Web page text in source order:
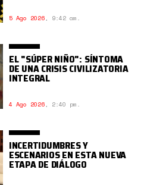
5 Ago 2026, 9:42 am.
EL "SÚPER NIÑO": SÍNTOMA
DE UNA CRISIS CIVILIZATORIA
INTEGRAL
4 Ago 2026, 2:40 pm.
INCERTIDUMBRES Y
ESCENARIOS EN ESTA NUEVA
ETAPA DE DIÁLOGO